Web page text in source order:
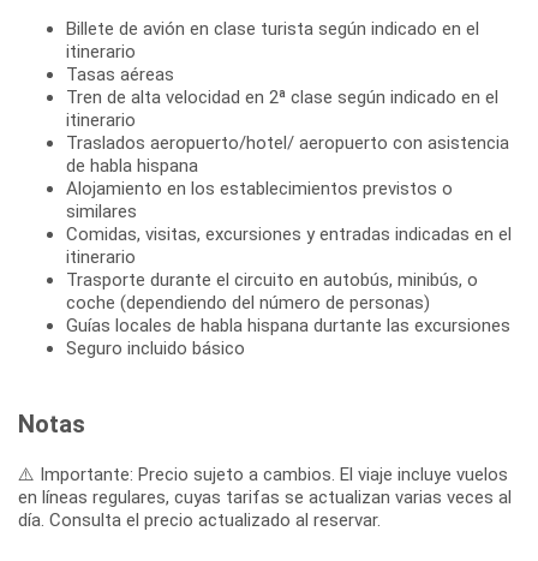
Billete de avión en clase turista según indicado en el
itinerario
Tasas aéreas
Tren de alta velocidad en 2ª clase según indicado en el
itinerario
Traslados aeropuerto/hotel/ aeropuerto con asistencia
de habla hispana
Alojamiento en los establecimientos previstos o
similares
Comidas, visitas, excursiones y entradas indicadas en el
itinerario
Trasporte durante el circuito en autobús, minibús, o
coche (dependiendo del número de personas)
Guías locales de habla hispana durtante las excursiones
Seguro incluido básico
Notas
⚠️ Importante: Precio sujeto a cambios. El viaje incluye vuelos
en líneas regulares, cuyas tarifas se actualizan varias veces al
día. Consulta el precio actualizado al reservar.